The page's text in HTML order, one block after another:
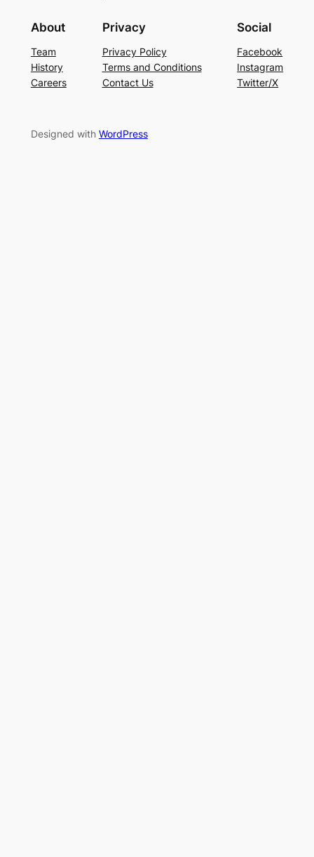
About
Team
History
Careers
Privacy
Privacy Policy
Terms and Conditions
Contact Us
Social
Facebook
Instagram
Twitter/X
Designed with WordPress